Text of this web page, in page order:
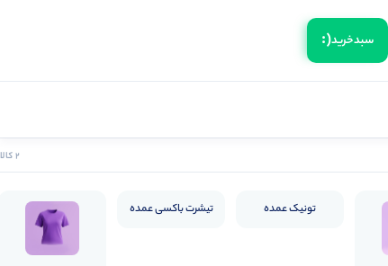
سبد‌خرید(:
2 کالا
تونیک عمده تیشرت باکسی عمده